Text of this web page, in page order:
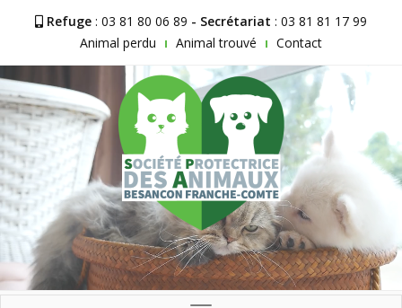
Refuge : 03 81 80 06 89 - Secrétariat : 03 81 81 17 99
Animal perdu
Animal trouvé Contact